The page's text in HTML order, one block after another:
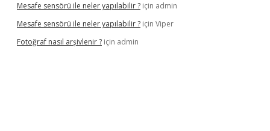
Mesafe sensörü ile neler yapılabilir ? için admin
Mesafe sensörü ile neler yapılabilir ? için Viper
Fotoğraf nasıl arşivlenir ? için admin